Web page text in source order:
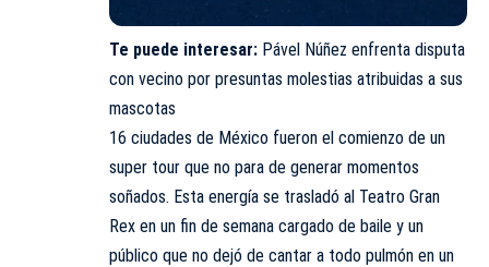
Te puede interesar: Pável Núñez enfrenta disputa
con vecino por presuntas molestias atribuidas a sus
mascotas
16 ciudades de México fueron el comienzo de un
super tour que no para de generar momentos
soñados. Esta energía se trasladó al Teatro Gran
Rex en un fin de semana cargado de baile y un
público que no dejó de cantar a todo pulmón en un